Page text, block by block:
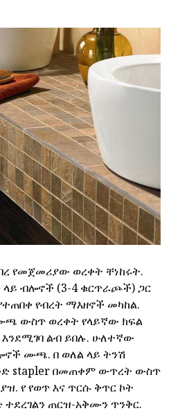
የመጀመሪያው ወረቀት ቸነከሩት.
ላይ ብሎኖች (3-4 ቁርጥራጮች) ጋር
የብረት ማእዘኖች መካከል.
ውስጥ ወረቀት የላይኛው ክፍል
ልብ ይበሉ. ሁለተኛው
ሙጫ. በ ወለል ላይ ትንሽ
stapler በመጠቀም ውጥረት ውስጥ
የ የወጥ እና ጥርሱ ቅጥር ኮት
ጠርዝ-አቅሙን ጥንቅር.